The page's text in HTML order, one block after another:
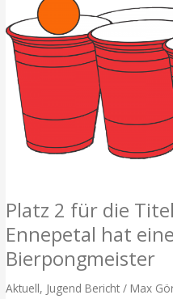
1000
Bäume
für
Ennepetal
Platz 2 für die
Ennepetal hat
Bierpongmeister
Aktuell, Jugend Bericht / Max